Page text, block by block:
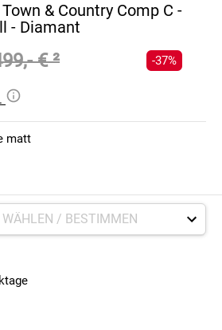
& Country Comp C -
- Diamant
€² -37%
matt